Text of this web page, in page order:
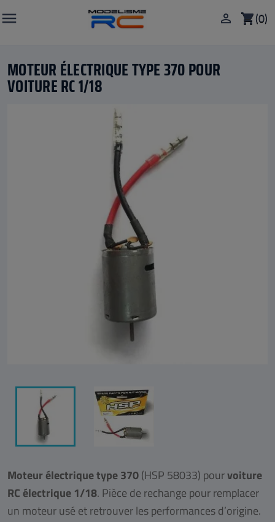
 shopping_cart(0)

MOTEUR ÉLECTRIQUE TYPE 370 POUR
VOITURE RC 1/18
Moteur électrique type 370(HSP 58033) pourvoiture
RC électrique 1/18. Pièce de rechange pour remplacer
un moteur usé et retrouver les performances d’origine.